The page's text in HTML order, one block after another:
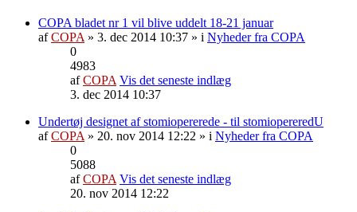
COPA bladet nr 1 vil blive uddelt 18-21 januar
afCOPA » 3. dec 2014 10:37 » i Nyheder fra COPA
0
4983
afCOPA Vis det seneste indlæg
3. dec 2014 10:37
Undertøj designet af stomiopererede - til stomiopereredU
afCOPA » 20. nov 2014 12:22 » i Nyheder fra COPA
0
5088
afCOPA Vis det seneste indlæg
20. nov 2014 12:22